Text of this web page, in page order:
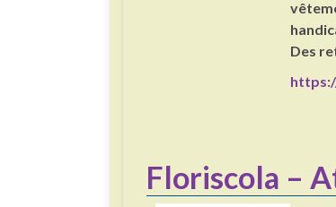
Des
Floriscola –